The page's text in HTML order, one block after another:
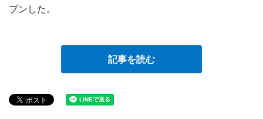
プンした。
記事を読む